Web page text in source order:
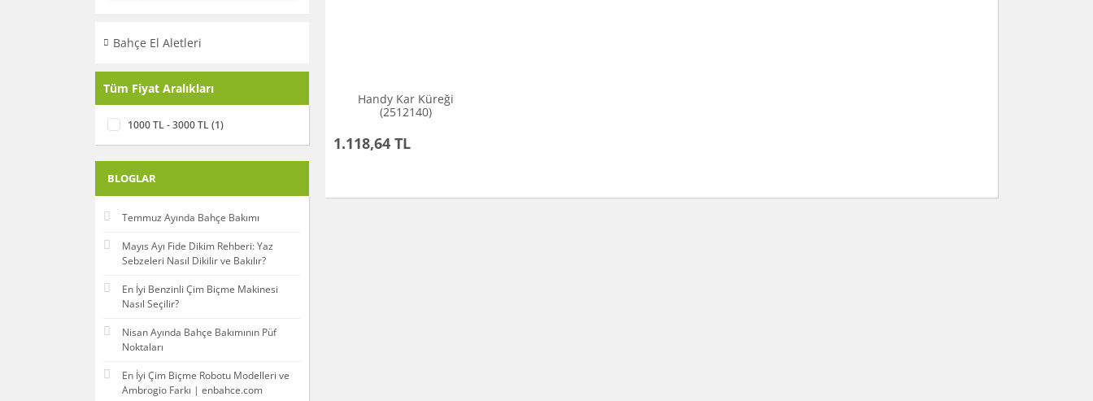
Bahçe El Aletleri
Tüm Fiyat Aralıkları
1000 TL - 3000 TL (1)
BLOGLAR
Temmuz Ayında Bahçe Bakımı
Mayıs Ayı Fide Dikim Rehberi: Yaz
Sebzeleri Nasıl Dikilir ve Bakılır?
En İyi Benzinli Çim Biçme Makinesi
Nasıl Seçilir?
Nisan Ayında Bahçe Bakımının Püf
Noktaları
En İyi Çim Biçme Robotu Modelleri ve
Ambrogio Farkı | enbahce.com
Handy Kar Küreği
(2512140)
1.118,64 TL